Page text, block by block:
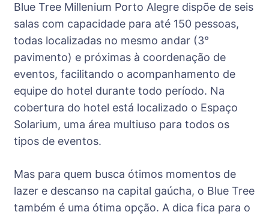
Blue Tree Millenium Porto Alegre dispõe de seis
salas com capacidade para até 150 pessoas,
todas localizadas no mesmo andar (3°
pavimento) e próximas à coordenação de
eventos, facilitando o acompanhamento de
equipe do hotel durante todo período. Na
cobertura do hotel está localizado o Espaço
Solarium, uma área multiuso para todos os
tipos de eventos.
Mas para quem busca ótimos momentos de
lazer e descanso na capital gaúcha, o Blue Tree
também é uma ótima opção. A dica fica para o